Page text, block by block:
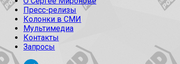
Пресс-релизы
Колонки в СМИ
Мультимедиа
Контакты
Запросы